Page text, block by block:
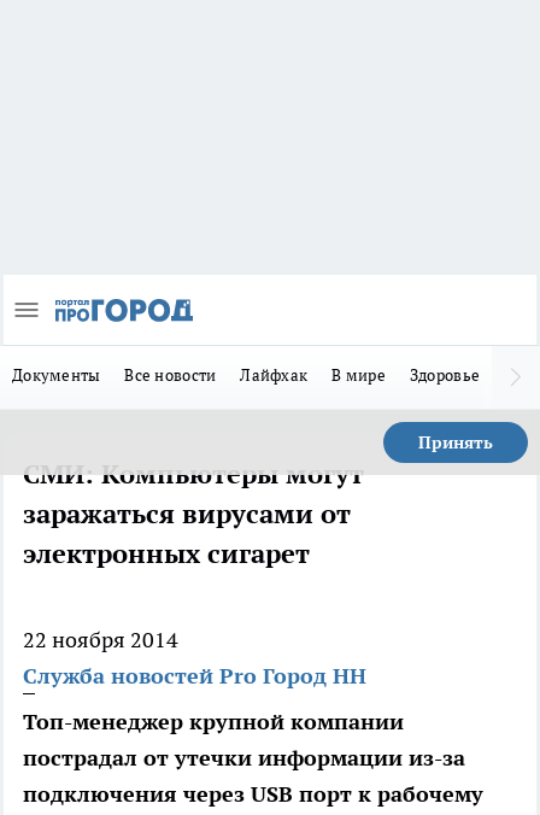
Документы Все новости Лайфхак В мире Здоровье
Принять
СМИ: Компьютеры могут
заражаться вирусами от
электронных сигарет
22 ноября 2014
Служба новостей Pro Город НН
Топ-менеджер крупной компании
пострадал от утечки информации из-за
подключения через USB порт к рабочему